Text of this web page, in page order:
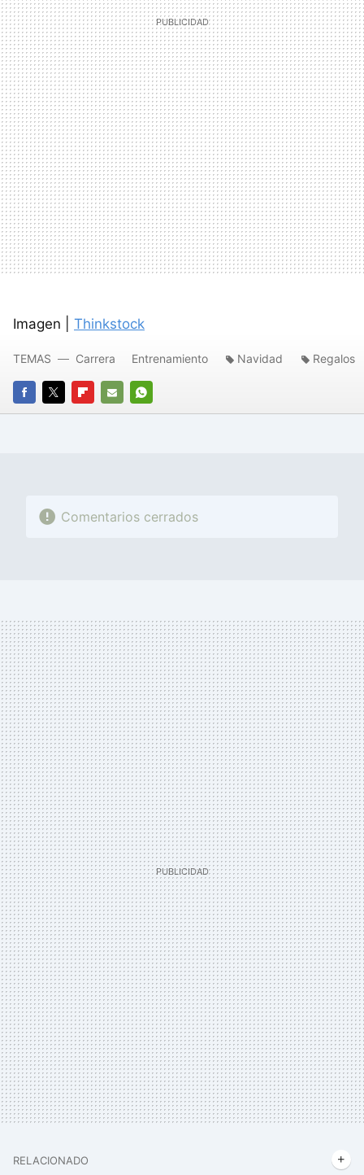
Imagen | Thinkstock
FACEBOOK
TWITTERFLIPBOARD
E-
WHATSAPP
TEMAS Carrera Entrenamiento Navidad Regalos
Comentarios cerrados
RELACIONADO